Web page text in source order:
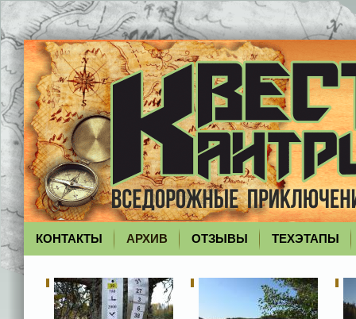
КОНТАКТЫ АРХИВ ОТЗЫВЫ ТЕХЭТАПЫ